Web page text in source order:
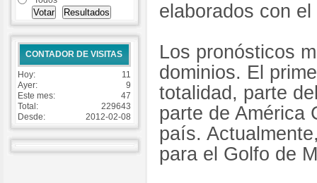
CONTADOR DE VISITAS
Hoy:
11
Ayer:
9
Este mes:
47
Total:
229643
Desde:
2012-02-08
elaborados con
Los pronósticos
dominios. El
totalidad, parte
parte de América
país.
para el Golfo de